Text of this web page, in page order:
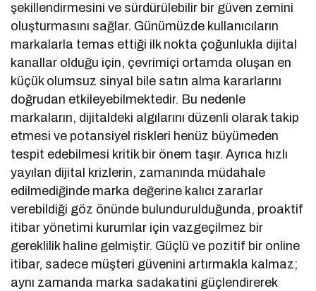
şekillendirmesini ve sürdürülebilir bir güven zemini
oluşturmasını sağlar. Günümüzde kullanıcıların
markalarla temas ettiği ilk nokta çoğunlukla dijital
kanallar olduğu için, çevrimiçi ortamda oluşan en
küçük olumsuz sinyal bile satın alma kararlarını
doğrudan etkileyebilmektedir. Bu nedenle
markaların, dijitaldeki algılarını düzenli olarak takip
etmesi ve potansiyel riskleri henüz büyümeden
tespit edebilmesi kritik bir önem taşır. Ayrıca hızlı
yayılan dijital krizlerin, zamanında müdahale
edilmediğinde marka değerine kalıcı zararlar
verebildiği göz önünde bulundurulduğunda, proaktif
itibar yönetimi kurumlar için vazgeçilmez bir
gereklilik haline gelmiştir. Güçlü ve pozitif bir online
itibar, sadece müşteri güvenini artırmakla kalmaz;
aynı zamanda marka sadakatini güçlendirerek